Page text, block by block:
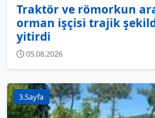
Traktör ve römorkun
orman işçisi trajik
yitirdi
05.08.2026
3.Sayfa